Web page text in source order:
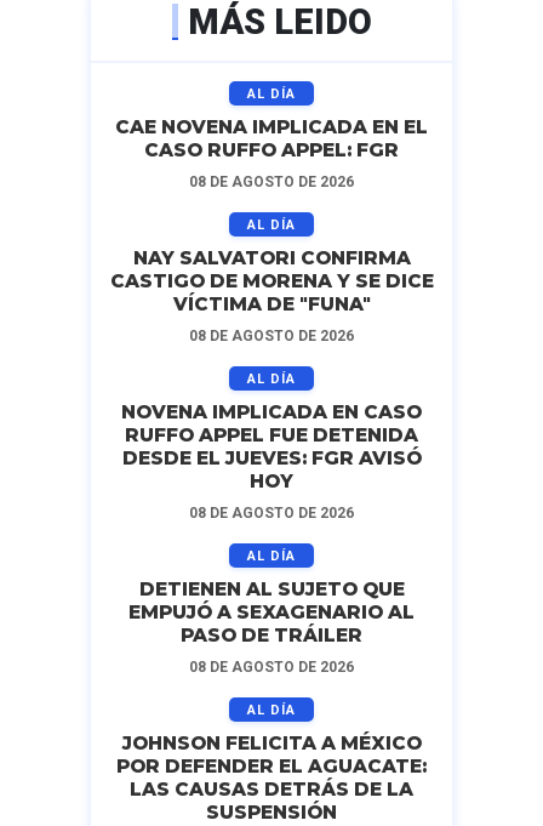
MÁS LEIDO
AL DÍA
CAE NOVENA IMPLICADA EN EL
CASO RUFFO APPEL: FGR
08 DE AGOSTO DE 2026
AL DÍA
NAY SALVATORI CONFIRMA
CASTIGO DE MORENA Y SE DICE
VÍCTIMA DE "FUNA"
08 DE AGOSTO DE 2026
AL DÍA
NOVENA IMPLICADA EN CASO
RUFFO APPEL FUE DETENIDA
DESDE EL JUEVES: FGR AVISÓ
HOY
08 DE AGOSTO DE 2026
AL DÍA
DETIENEN AL SUJETO QUE
EMPUJÓ A SEXAGENARIO AL
PASO DE TRÁILER
08 DE AGOSTO DE 2026
AL DÍA
JOHNSON FELICITA A MÉXICO
POR DEFENDER EL AGUACATE:
LAS CAUSAS DETRÁS DE LA
SUSPENSIÓN